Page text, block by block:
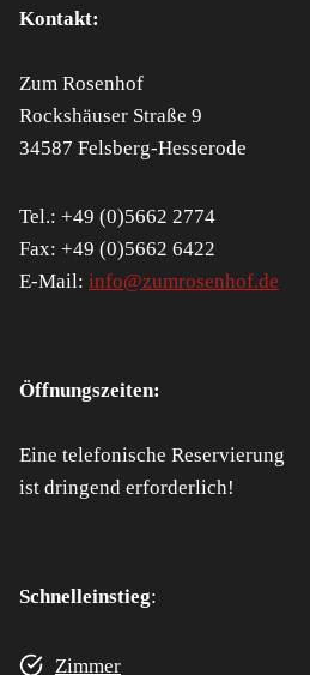
Kontakt:
Zum Rosenhof
Rockshäuser Straße 9
34587 Felsberg-Hesserode
Tel.: +49 (0)5662 2774
Fax: +49 (0)5662 6422
E-Mail: info@zumrosenhof.de
Öffnungszeiten:
Eine telefonische Reservierung
ist dringend erforderlich!
Schnelleinstieg:
Zimmer